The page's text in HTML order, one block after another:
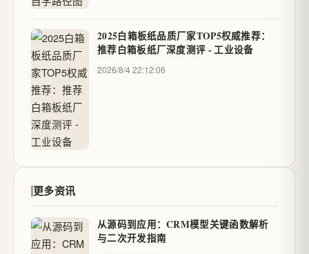
2025白箱板纸品质厂家TOP5权威推荐：
推荐白箱板纸厂深度测评 - 工业设备
2026/8/4 22:12:06
更多资讯
从源码到应用：CRM模型关键函数解析
与二次开发指南